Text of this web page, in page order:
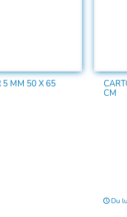
5 MM 50 X 65
CM
Du